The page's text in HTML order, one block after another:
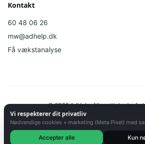
Vi respekterer dit privatliv
Nødvendige cookies + marketing (Meta Pixel) med
Accepter alle Kun
Kontakt
60 48 06 26
mw@adhelp.dk
Få vækstanalyse
©2026AdHelp.Alle rettigheder
Privatlivspolitik